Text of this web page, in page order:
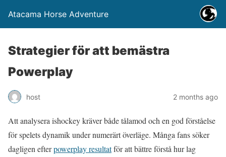
Atacama Horse Adventure
Strategier för att bemästra
Powerplay
host 2 months ago
Att analysera ishockey kräver både tålamod och en god förståelse
för spelets dynamik under numerärt överläge. Många fans söker
dagligen efterpowerplay resultatför att bättre förstå hur lag